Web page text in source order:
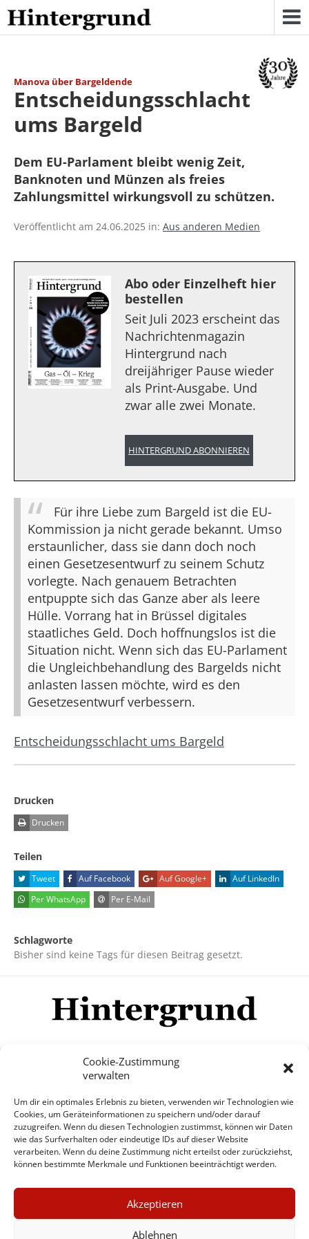
Cookie-Zustimmung
verwalten
Um dir ein optimales Erlebnis zu bieten, verwenden wir Technologien wie
Cookies, um Geräteinformationen zu speichern und/oder darauf
zuzugreifen. Wenn du diesen Technologien zustimmst, können wir Daten
wie das Surfverhalten oder eindeutige IDs auf dieser Website
verarbeiten. Wenn du deine Zustimmung nicht erteilst oder zurückziehst,
können bestimmte Merkmale und Funktionen beeinträchtigt werden.
Akzeptieren
Ablehnen
Skip
to
content
Manova über Bargeldende
Entscheidungsschlacht
ums Bargeld
Dem EU-Parlament bleibt wenig Zeit,
Banknoten und Münzen als freies
Zahlungsmittel wirkungsvoll zu schützen.
Veröffentlicht am 24.06.2025 in: Aus anderen Medien
Abo oder Einzelheft hier
bestellen
Seit Juli 2023 erscheint das
Nachrichtenmagazin
Hintergrund nach
dreijähriger Pause wieder
als Print-Ausgabe. Und
zwar alle zwei Monate.
HINTERGRUND ABONNIEREN
Für ihre Liebe zum Bargeld ist die EU-
Kommission ja nicht gerade bekannt. Umso
erstaunlicher, dass sie dann doch noch
einen Gesetzesentwurf zu seinem Schutz
vorlegte. Nach genauem Betrachten
entpuppte sich das Ganze aber als leere
Hülle. Vorrang hat in Brüssel digitales
staatliches Geld. Doch hoffnungslos ist die
Situation nicht. Wenn sich das EU-Parlament
die Ungleichbehandlung des Bargelds nicht
anlasten lassen möchte, wird es den
Gesetzesentwurf verbessern.
Entscheidungsschlacht ums Bargeld
Drucken
Drucken
Teilen
Tweet Auf Facebook Auf Google+
Auf LinkedIn
Per WhatsApp
Per E-Mail
Schlagworte
Bisher sind keine Tags für diesen Beitrag gesetzt.
Mehr
© Copyright Hintergrund.de, 2015 - 2026
Zum Newsletter jetzt kostenlos
anmelden
erscheint ca. alle 4 Wochen
×